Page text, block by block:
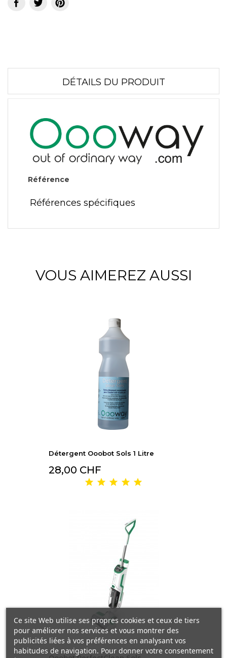
DÉTAILS DU PRODUIT
Référence
Références spécifiques
VOUS AIMEREZ AUSSI
Détergent Ooobot Sols 1 Litre
28,00 CHF
Ce site Web utilise ses propres cookies et ceux de tiers
pour améliorer nos services et vous montrer des
publicités liées à vos préférences en analysant vos
habitudes de navigation. Pour donner votre consentement